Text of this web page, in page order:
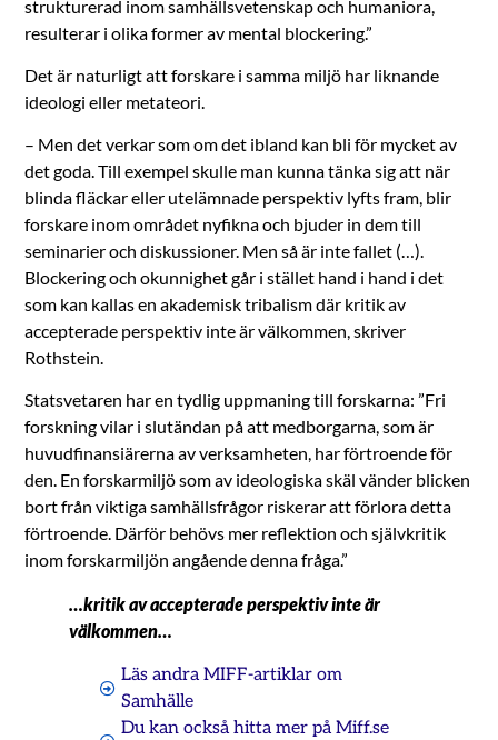
strukturerad inom samhällsvetenskap och humaniora,
resulterar i olika former av mental blockering.”
Det är naturligt att forskare i samma miljö har liknande
ideologi eller metateori.
– Men det verkar som om det ibland kan bli för mycket av
det goda. Till exempel skulle man kunna tänka sig att när
blinda fläckar eller utelämnade perspektiv lyfts fram, blir
forskare inom området nyfikna och bjuder in dem till
seminarier och diskussioner. Men så är inte fallet (…).
Blockering och okunnighet går i stället hand i hand i det
som kan kallas en akademisk tribalism där kritik av
accepterade perspektiv inte är välkommen, skriver
Rothstein.
Statsvetaren har en tydlig uppmaning till forskarna: ”Fri
forskning vilar i slutändan på att medborgarna, som är
huvudfinansiärerna av verksamheten, har förtroende för
den. En forskarmiljö som av ideologiska skäl vänder blicken
bort från viktiga samhällsfrågor riskerar att förlora detta
förtroende. Därför behövs mer reflektion och självkritik
inom forskarmiljön angående denna fråga.”
…kritik av accepterade perspektiv inte är
välkommen…
Läs andra MIFF-artiklar om
Samhälle
Du kan också hitta mer på Miff.se